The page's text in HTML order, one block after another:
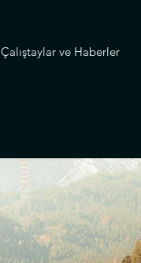
Çalıştaylar ve Haberler